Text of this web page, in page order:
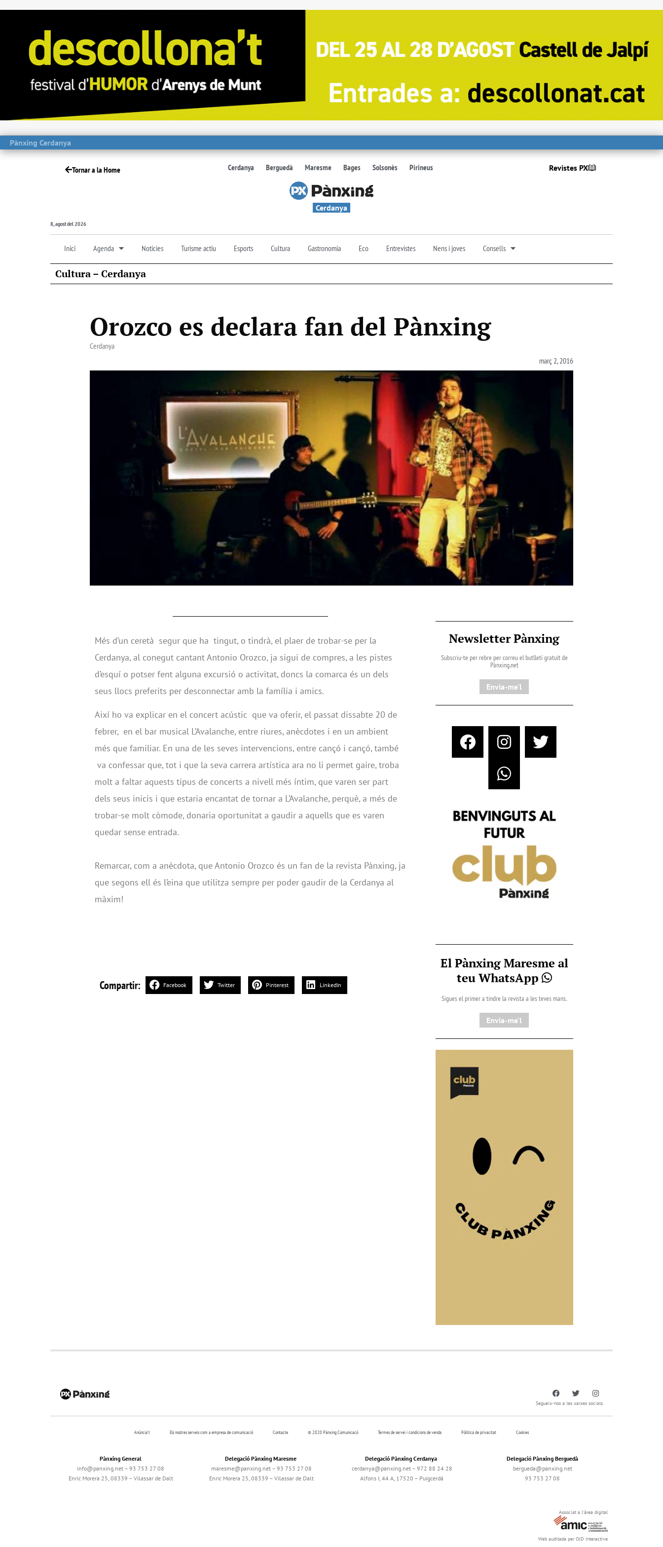
Pànxing Cerdanya
Tornar a la Home Cerdanya Berguedà Maresme Bages Solsonès Pirineus Revistes PX
Cerdanya
8, agost del 2026
Inici Agenda Notícies Turisme actiu Esports Cultura Gastronomia Eco Entrevistes Nens i joves Consells
Cultura – Cerdanya
Orozco es declara fan del Pànxing
Cerdanya
març 2, 2016
Més d’un ceretà segur que ha tingut, o tindrà, el plaer de trobar-se per la
Cerdanya, al conegut cantant Antonio Orozco, ja sigui de compres, a les pistes
d’esquí o potser fent alguna excursió o activitat, doncs la comarca és un dels
seus llocs preferits per desconnectar amb la família i amics.
Així ho va explicar en el concert acústic que va oferir, el passat dissabte 20 de
febrer, en el bar musical L’Avalanche, entre riures, anècdotes i en un ambient
més que familiar. En una de les seves intervencions, entre cançó i cançó, també
va confessar que, tot i que la seva carrera artística ara no li permet gaire, troba
molt a faltar aquests tipus de concerts a nivell més íntim, que varen ser part
dels seus inicis i que estaria encantat de tornar a L’Avalanche, perquè, a més de
trobar-se molt còmode, donaria oportunitat a gaudir a aquells que es varen
quedar sense entrada.
Remarcar, com a anècdota, que Antonio Orozco és un fan de la revista Pànxing, ja
que segons ell és l’eina que utilitza sempre per poder gaudir de la Cerdanya al
màxim!
Compartir: Facebook Twitter Pinterest LinkedIn
Newsletter Pànxing
Subscriu-te per rebre per correu el butlletí gratuït de
Pànxing.net​
Envia-me'l
El Pànxing Maresme al
teu WhatsApp
Sigues el primer a tindre la revista a les teves mans.
Envia-me'l
Segueix-nos a les xarxes socials
Anúncia’t Els nostres serveis com a empresa de comunicació Contacte © 2020 Pànxing Comunicacó Termes de servei i condicions de venda Pólitica de privacitat Cookies
Pànxing General
info@panxing.net – 93 753 27 08
Enric Morera 25, 08339 – Vilassar de Dalt
Delegació Pànxing Maresme
maresme@panxing.net – 93 753 27 08
Enric Morera 25, 08339 – Vilassar de Dalt
Delegació Pànxing Cerdanya
cerdanya@panxing.net – 972 88 24 28
Alfons I, 44 A, 17520 – Puigcerdà
Delegació Pànxing Berguedà
bergueda@panxing.net
93 753 27 08
Associat a l'àrea digital
Web auditada per OJD Interactive